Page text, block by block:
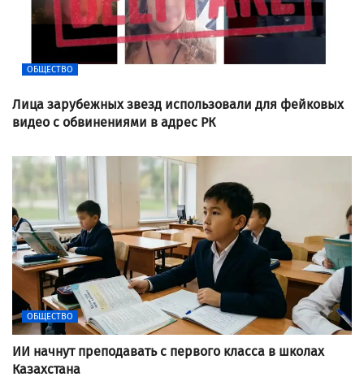
ОБЩЕСТВО
Лица зарубежных звезд использовали для фейковых
видео с обвинениями в адрес РК
ОБЩЕСТВО
ИИ начнут преподавать с первого класса в школах
Казахстана